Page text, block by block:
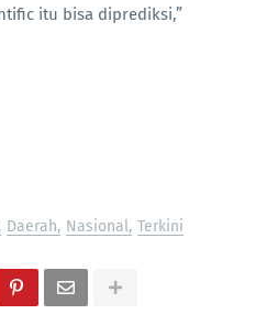
itu bisa diprediksi,”
Daerah Nasional Terkini